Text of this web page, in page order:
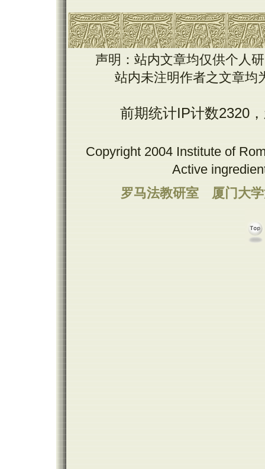
声明：站内文章均仅供个人
站内未注明作者之文章均
前期统计IP计数2320
Copyright 2004 Institute of
Active
罗马法教研室
厦门大